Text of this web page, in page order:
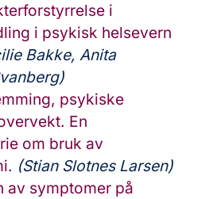
i
i psykisk helsevern
Bakke, Anita
psykiske
En
om bruk av
(Stian Slotnes Larsen)
av symptomer på